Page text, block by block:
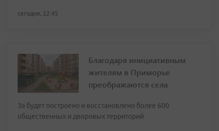
сегодня, 22:45
Благодаря инициативным
жителям в Приморье
преображаются села
За будет построено и восстановлено более 600
общественных и дворовых территорий